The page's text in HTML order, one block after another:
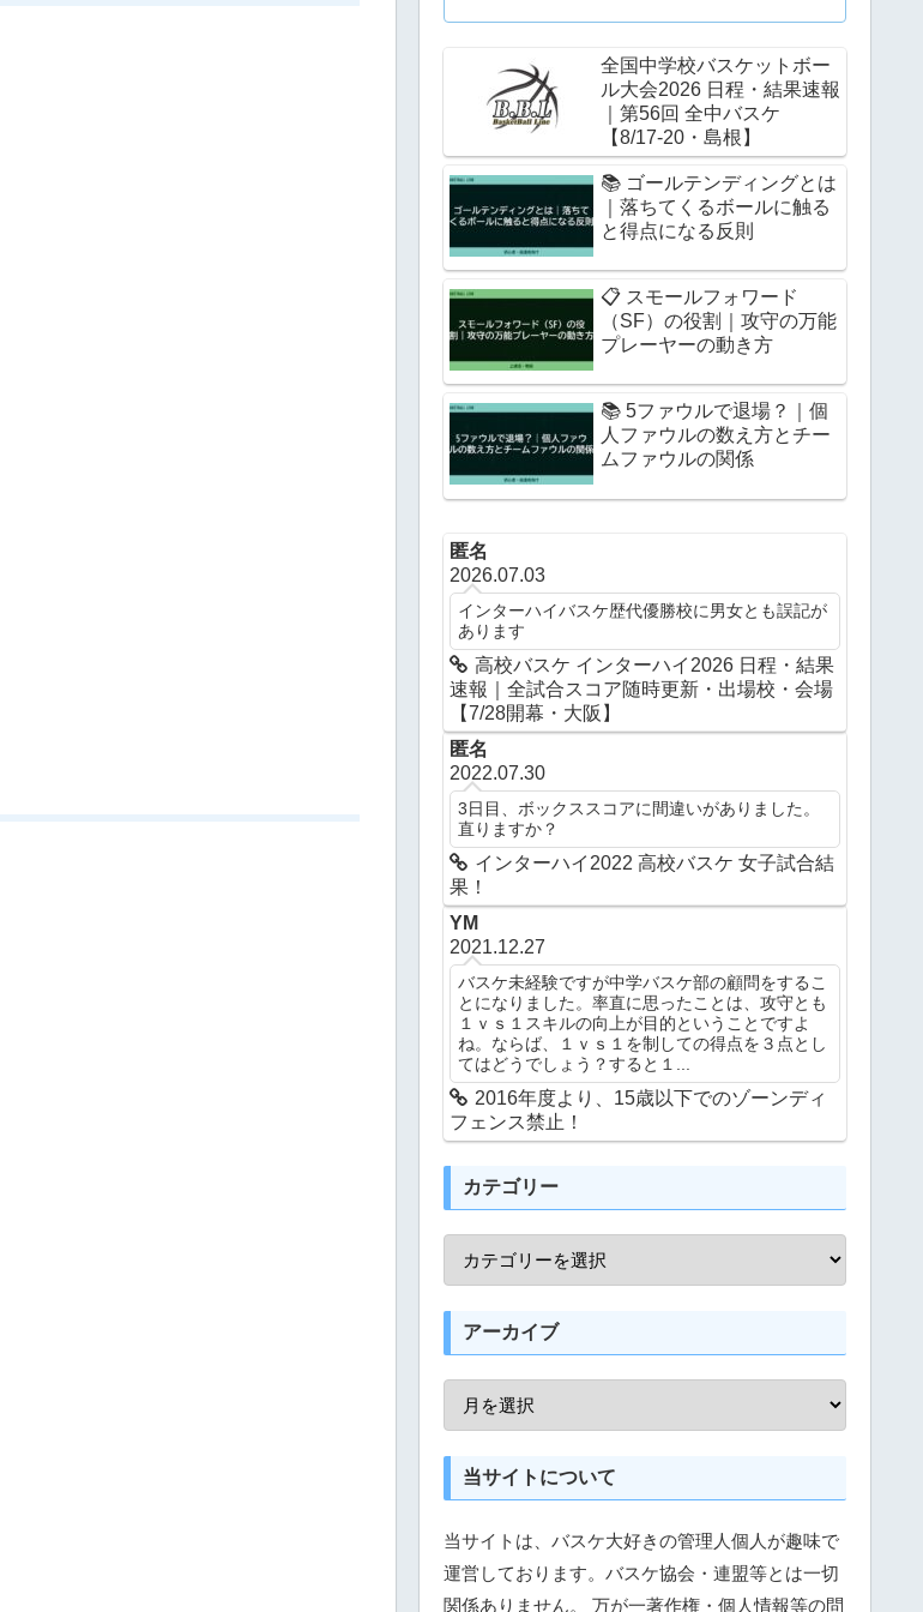
全国中学校バスケットボー
ル大会2026 日程・結果速報
｜第56回 全中バスケ
【8/17-20・島根】
📚 ゴールテンディングとは
｜落ちてくるボールに触る
と得点になる反則
📋 スモールフォワード
（SF）の役割｜攻守の万能
プレーヤーの動き方
📚 5ファウルで退場？｜個
人ファウルの数え方とチー
ムファウルの関係
匿名
2026.07.03
インターハイバスケ歴代優勝校に男女とも誤記が
あります
高校バスケ インターハイ2026 日程・結果
速報｜全試合スコア随時更新・出場校・会場
【7/28開幕・大阪】
匿名
2022.07.30
3日目、ボックススコアに間違いがありました。
直りますか？
インターハイ2022 高校バスケ 女子試合結
果！
YM
2021.12.27
バスケ未経験ですが中学バスケ部の顧問をするこ
とになりました。率直に思ったことは、攻守とも
１ｖｓ１スキルの向上が目的ということですよ
ね。ならば、１ｖｓ１を制しての得点を３点とし
てはどうでしょう？すると１...
2016年度より、15歳以下でのゾーンディ
フェンス禁止！
カテゴリー
アーカイブ
当サイトについて
当サイトは、バスケ大好きの管理人個人が趣味で
運営しております。バスケ協会・連盟等とは一切
関係ありません。 万が一著作権・個人情報等の問